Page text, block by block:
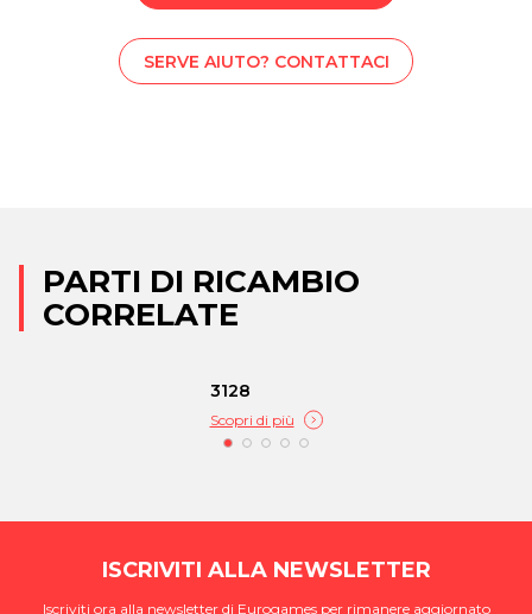
SERVE AIUTO? CONTATTACI
PARTI DI RICAMBIO
CORRELATE
3128
Scopri di più
ISCRIVITI ALLA NEWSLETTER
Iscriviti ora alla newsletter di Eurogames per rimanere aggiornato